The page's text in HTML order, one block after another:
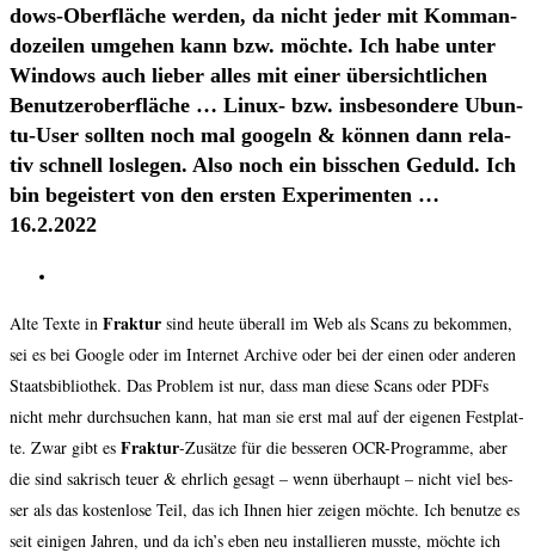
dows-Ober­flä­che wer­den, da nicht jeder mit Kom­man­
do­zei­len umge­hen kann bzw. möch­te. Ich habe unter
Win­dows auch lie­ber alles mit einer über­sicht­li­chen
Benut­zer­ober­flä­che … Linux- bzw. ins­be­son­de­re Ubun­
tu-User soll­ten noch mal goo­geln & kön­nen dann rela­
tiv schnell los­le­gen. Also noch ein biss­chen Geduld. Ich
bin begeis­tert von den ers­ten Expe­ri­men­ten …
16.2.2022
Alte Tex­te in Frak­tur sind heu­te über­all im Web als Scans zu bekom­men,
sei es bei Goog­le oder im Inter­net Archi­ve oder bei der einen oder ande­ren
Staats­bi­blio­thek. Das Pro­blem ist nur, dass man die­se Scans oder PDFs
nicht mehr durch­su­chen kann, hat man sie erst mal auf der eige­nen Fest­plat­
te. Zwar gibt es Frak­tur-Zusät­ze für die bes­se­ren OCR-Pro­gram­me, aber
die sind sakrisch teu­er & ehr­lich gesagt – wenn über­haupt – nicht viel bes­
ser als das kos­ten­lo­se Teil, das ich Ihnen hier zei­gen möch­te. Ich benut­ze es
seit eini­gen Jah­ren, und da ich’s eben neu instal­lie­ren muss­te, möch­te ich